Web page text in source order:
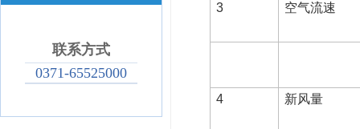
联系方式
0371-65525000
3 空气流速
4 新风量